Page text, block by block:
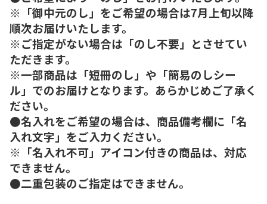
※「御中元のし」をご希望の場合は7月上旬以降
順次お届けいたします。
※ご指定がない場合は「のし不要」とさせてい
ただきます。
※一部商品は「短冊のし」や「簡易のしシー
ル」でのお届けとなります。あらかじめご了承く
ださい。
●名入れをご希望の場合は、商品備考欄に「名
入れ文字」をご入力ください。
※「名入れ不可」アイコン付きの商品は、対応
できません。
●二重包装のご指定はできません。